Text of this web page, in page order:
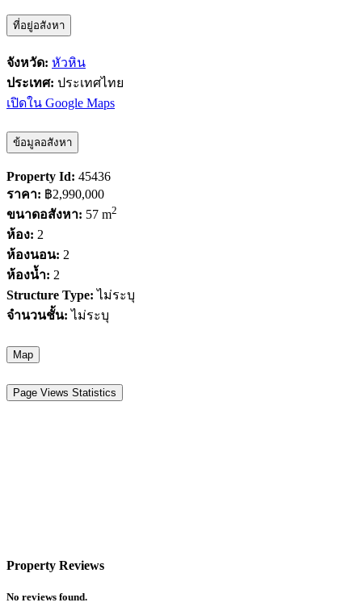
ที่อยู่อสังหา
จังหวัด: หัวหิน
ประเทศ: ประเทศไทย
เปิดใน Google Maps
ข้อมูลอสังหา
Property Id: 45436
ราคา: ฿2,990,000
ขนาดอสังหา: 57 m2
ห้อง: 2
ห้องนอน: 2
ห้องน้ำ: 2
Structure Type: ไม่ระบุ
จำนวนชั้น: ไม่ระบุ
Map
Page Views Statistics
Property Reviews
No reviews found.